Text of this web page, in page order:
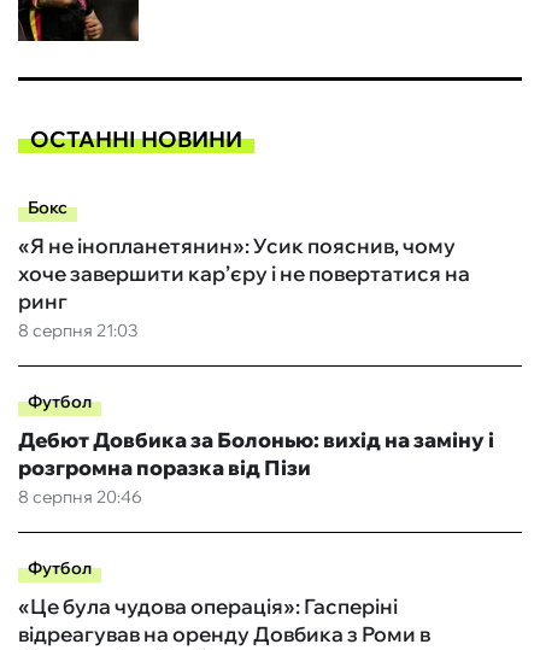
ОСТАННІ НОВИНИ
Бокс
8 серпня 21:03
«Я не інопланетянин»: Усик пояснив, чому
хоче завершити кар’єру і не повертатися на
ринг
Футбол
8 серпня 20:46
Дебют Довбика за Болонью: вихід на заміну і
розгромна поразка від Пізи
Футбол
«Це була чудова операція»: Гасперіні
відреагував на оренду Довбика з Роми в